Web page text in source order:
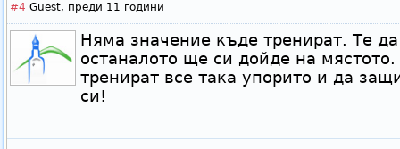
#4 Guest, преди 11 години
Няма значение къде тренират. Те
останалото ще си дойде на
тренират все така упорито и да
си!